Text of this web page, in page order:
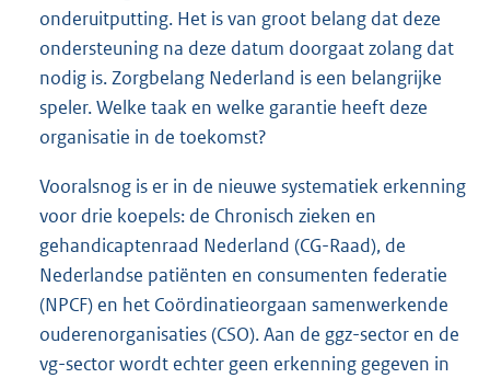
onderuitputting. Het is van groot belang dat deze
ondersteuning na deze datum doorgaat zolang dat
nodig is. Zorgbelang Nederland is een belangrijke
speler. Welke taak en welke garantie heeft deze
organisatie in de toekomst?
Vooralsnog is er in de nieuwe systematiek erkenning
voor drie koepels: de Chronisch zieken en
gehandicaptenraad Nederland (CG-Raad), de
Nederlandse patiënten en consumenten federatie
(NPCF) en het Coördinatieorgaan samenwerkende
ouderenorganisaties (CSO). Aan de ggz-sector en de
vg-sector wordt echter geen erkenning gegeven in